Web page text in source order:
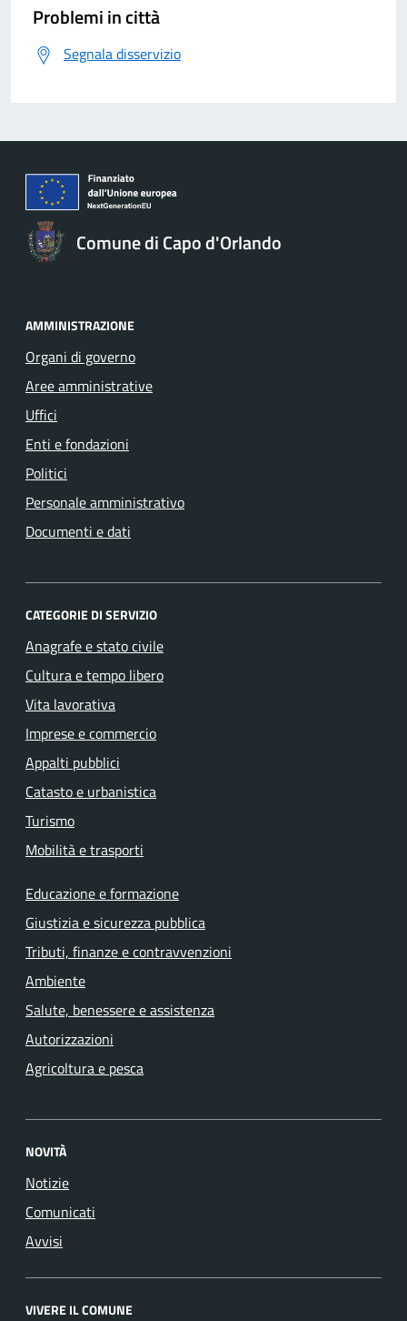
Problemi in città
Segnala disservizio
Comune di Capo d'Orlando
AMMINISTRAZIONE
Organi di governo
Aree amministrative
Uffici
Enti e fondazioni
Politici
Personale amministrativo
Documenti e dati
CATEGORIE DI SERVIZIO
Anagrafe e stato civile
Cultura e tempo libero
Vita lavorativa
Imprese e commercio
Appalti pubblici
Catasto e urbanistica
Turismo
Mobilità e trasporti
Educazione e formazione
Giustizia e sicurezza pubblica
Tributi, finanze e contravvenzioni
Ambiente
Salute, benessere e assistenza
Autorizzazioni
Agricoltura e pesca
NOVITÀ
Notizie
Comunicati
Avvisi
VIVERE IL COMUNE